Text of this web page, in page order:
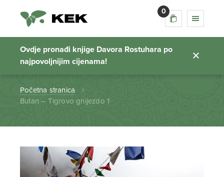
0
Ovdje pronađi knjige Davora Rostuhara po
najpovoljnijim cijenama!
Butan – Tigrovo
gnijezdo 1
Početna stranica
Butan – Tigrovo gnijezdo 1